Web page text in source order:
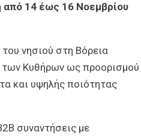
από 14 έως 16 Νοεμβρίου
νησιού στη Βόρεια
των Κυθήρων ως προορισμού
και υψηλής ποιότητας
συναντήσεις με